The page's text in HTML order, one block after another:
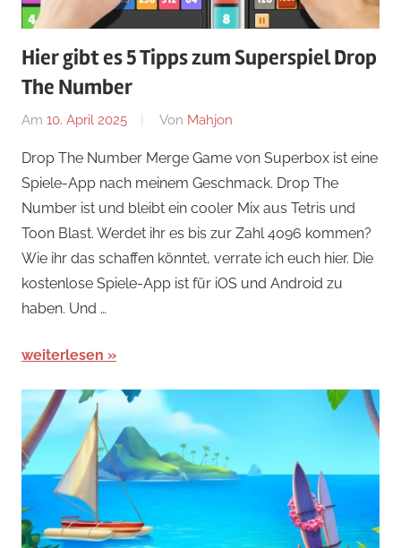
Hier gibt es 5 Tipps zum Superspiel Drop
The Number
Am 10. April 2025 Von Mahjon
Spiele,
Arcade-
Spiele,
Arcade-
Spiele
Drop The Number Merge Game von Superbox ist eine
Spiele-App nach meinem Geschmack. Drop The
Number ist und bleibt ein cooler Mix aus Tetris und
Toon Blast. Werdet ihr es bis zur Zahl 4096 kommen?
Wie ihr das schaffen könntet, verrate ich euch hier. Die
kostenlose Spiele-App ist für iOS und Android zu
haben. Und …
weiterlesen